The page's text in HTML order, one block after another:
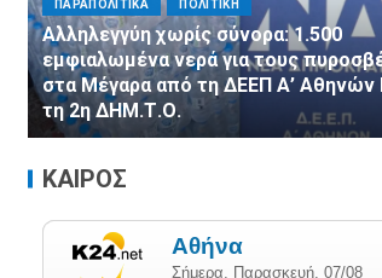
ΠΑΡΑΠΟΛΙΤΙΚΑ ΠΟΛΙΤΙΚΗ
Αλληλεγγύη χωρίς σύνορα: 1.500
εμφιαλωμένα νερά για τους
στα Μέγαρα από τη ΔΕΕΠ Α’ Αθηνών
τη 2η ΔΗΜ.Τ.Ο.
ΚΑΙΡΟΣ